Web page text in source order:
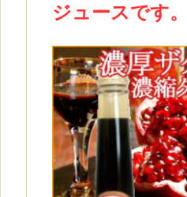
ジュースです。